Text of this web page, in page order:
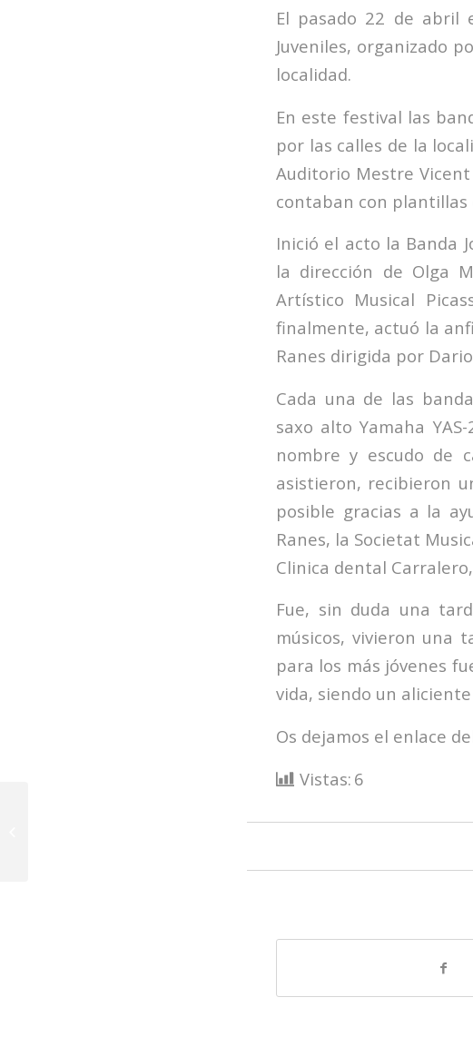
El pasado 22 de abril
Juveniles, organizado
localidad.
En este festival las
por las calles de la
Auditorio Mestre
contaban con plantillas
Inició el acto la Banda
la dirección de Olga
Artístico Musical
finalmente, actuó la
Ranes dirigida por
Cada una de las
saxo alto Yamaha
nombre y escudo de
asistieron, recibieron
posible gracias a la
Ranes, la Societat
Clinica dental
Fue, sin duda una
músicos, vivieron una
para los más jóvenes
vida, siendo un
Os dejamos el enlace
Vistas: 6